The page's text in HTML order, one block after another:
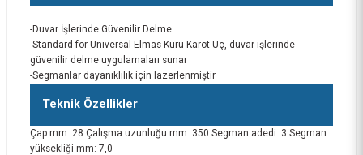
-Duvar İşlerinde Güvenilir Delme
-Standard for Universal Elmas Kuru Karot Uç, duvar işlerinde
güvenilir delme uygulamaları sunar
-Segmanlar dayanıklılık için lazerlenmiştir
Teknik Özellikler
Çap mm: 28 Çalışma uzunluğu mm: 350 Segman adedi: 3 Segman
yüksekliği mm: 7,0